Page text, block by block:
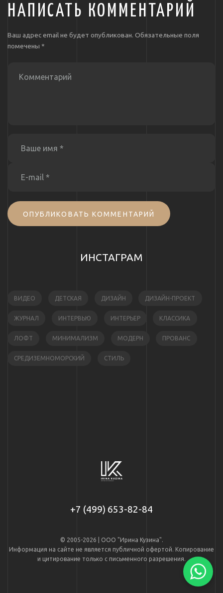
НАПИСАТЬ КОММЕНТАРИЙ
Ваш адрес email не будет опубликован. Обязательные поля
помечены *
ОПУБЛИКОВАТЬ КОММЕНТАРИЙ
ИНСТАГРАМ
ВИДЕО ДЕТСКАЯ ДИЗАЙН ДИЗАЙН-ПРОЕКТ
ЖУРНАЛ ИНТЕРВЬЮ ИНТЕРЬЕР КЛАССИКА
ЛОФТ МИНИМАЛИЗМ МОДЕРН ПРОВАНС
СРЕДИЗЕМНОМОРСКИЙ СТИЛЬ
+7 (499) 653-82-84
© 2005-2026 | ООО "Ирина Кузина".
Информация на сайте не является публичной офертой. Копирование
и цитирование только с письменного разрешения.